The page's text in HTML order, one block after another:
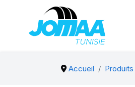
Accueil Produits